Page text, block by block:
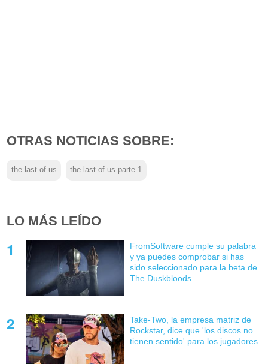
OTRAS NOTICIAS SOBRE:
the last of us the last of us parte 1
LO MÁS LEÍDO
FromSoftware cumple su palabra
y ya puedes comprobar si has
sido seleccionado para la beta de
The Duskbloods
Take-Two, la empresa matriz de
Rockstar, dice que 'los discos no
tienen sentido' para los jugadores